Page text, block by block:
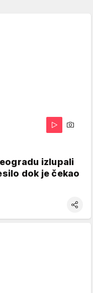
izlupali
dok je čekao